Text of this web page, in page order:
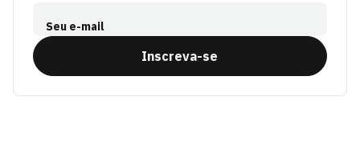
Seu e-mail
Inscreva-se